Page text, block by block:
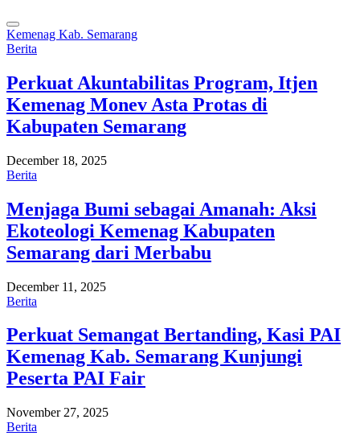
Kemenag Kab. Semarang
Berita
Perkuat Akuntabilitas Program, Itjen
Kemenag Monev Asta Protas di
Kabupaten Semarang
December 18, 2025
Berita
Menjaga Bumi sebagai Amanah: Aksi
Ekoteologi Kemenag Kabupaten
Semarang dari Merbabu
December 11, 2025
Berita
Perkuat Semangat Bertanding, Kasi PAI
Kemenag Kab. Semarang Kunjungi
Peserta PAI Fair
November 27, 2025
Berita